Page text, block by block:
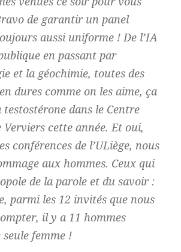
de garantir un panel
aussi uniforme ! De l’IA
en passant par
et la géochimie, toutes des
dures comme on les aime, ça
testostérone dans le Centre
Verviers cette année. Et oui,
conférences de l’ULiège, nous
aux hommes. Ceux qui
de la parole et du savoir :
parmi les 12 invités que nous
il y a 11 hommes
femme !